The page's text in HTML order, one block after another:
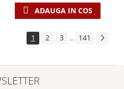
ADAUGA IN COS
1 2 3 ... 141